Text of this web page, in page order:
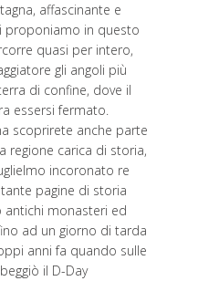
affascinante e
proponiamo in questo
quasi per intero,
gli angoli più
di confine, dove il
essersi fermato.
scoprirete anche parte
regione carica di storia,
incoronato re
tante pagine di storia
monasteri ed
ad un giorno di tarda
anni fa quando sulle
il D-Day